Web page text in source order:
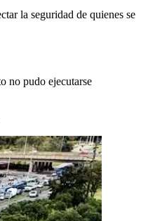
la seguridad de quienes se
no pudo ejecutarse